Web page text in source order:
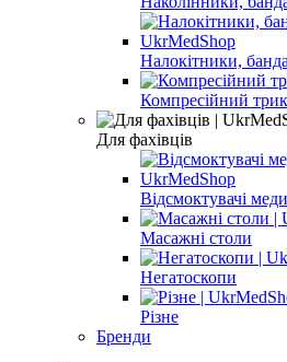
Налокітники,
Компресійний
Для фахівців
Відсмоктувачі
Масажні столи
Негатоскопи
Різне
Бренди